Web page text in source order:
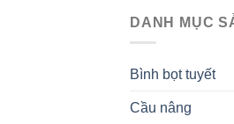
DANH MỤC
Bình bọt tuyết
Cầu nâng